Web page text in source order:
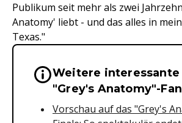
Publikum seit mehr als zwei
Anatomy' liebt - und das alles in
Texas."
Wichtige Hinweise &
Weitere interessante
"Grey's Anatomy"-
Vorschau auf das "Grey's